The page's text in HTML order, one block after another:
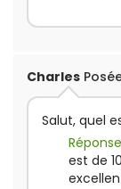
Charles
Salut, quel
est de